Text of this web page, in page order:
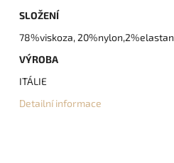
SLOŽENÍ
78%viskoza, 20%nylon,2%elastan
VÝROBA
ITÁLIE
Detailní informace